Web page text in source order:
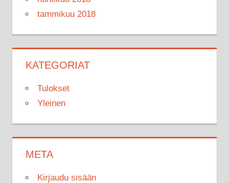
tammikuu 2018
KATEGORIAT
Tulokset
Yleinen
META
Kirjaudu sisään